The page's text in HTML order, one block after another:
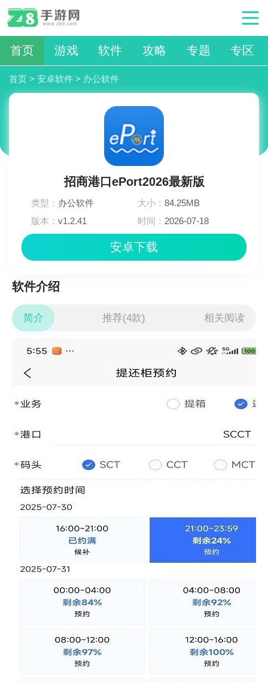
首页 游戏 软件 攻略 专题 专区
首页 > 安卓软件 > 办公软件
招商港口ePort2026最新版
类型： 办公软件 大小：84.25MB
版本：v1.2.41 时间： 2026-07-18
安卓下载
软件介绍
简介 推荐(4款) 相关阅读